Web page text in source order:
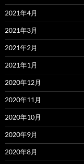
2021年4月
2021年3月
2021年2月
2021年1月
2020年12月
2020年11月
2020年10月
2020年9月
2020年8月